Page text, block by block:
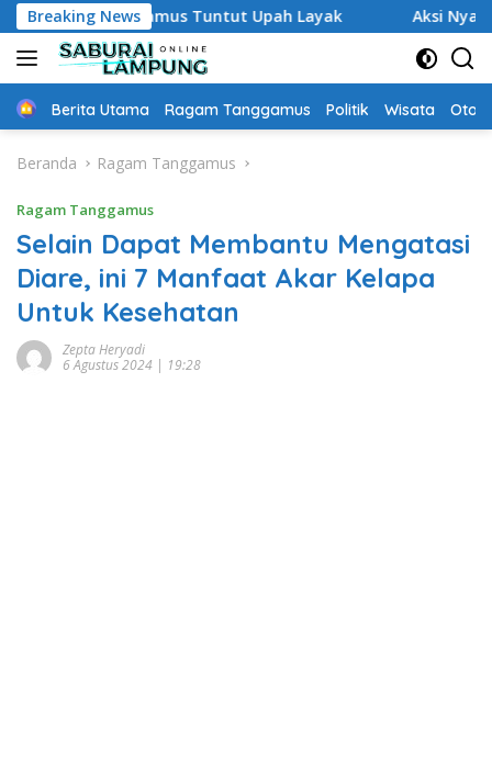
Langsung
ke
konten
Breaking News
Tanggamus Tuntut Upah Layak Aksi Nyata DPD MAI
Home
Berita Utama Ragam Tanggamus Politik Wisata Oto
Beranda Ragam Tanggamus
Ragam Tanggamus
Selain Dapat Membantu Mengatasi
Diare, ini 7 Manfaat Akar Kelapa
Untuk Kesehatan
Zepta Heryadi
6 Agustus 2024 | 19:28